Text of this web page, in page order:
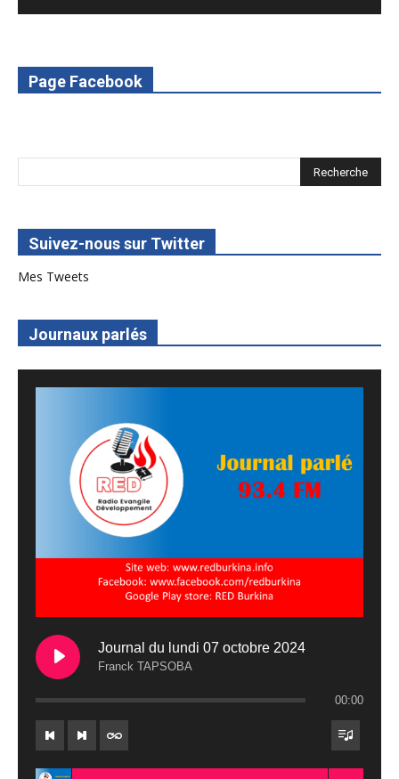
7. SPOT 2 RED Multimédia 2022
Page Facebook
Suivez-nous sur Twitter
Mes Tweets
Journaux parlés
Journal du lundi 07 octobre 2024
Franck TAPSOBA
00:00